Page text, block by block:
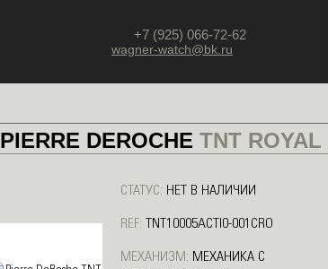
+7 (925) 066-72-62
wagner-watch@bk.ru
PIERRE DEROCHE TNT ROYAL
СТАТУС: НЕТ В НАЛИЧИИ
REF: TNT10005ACTI0-001CRO
МЕХАНИЗМ: МЕХАНИКА С